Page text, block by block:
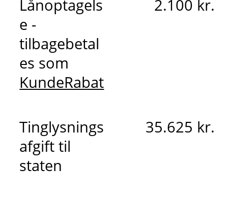
Lånoptagels
e -
tilbagebetal
es som
KundeRabat
2.100 kr.
Tinglysnings
afgift til
staten
35.625 kr.